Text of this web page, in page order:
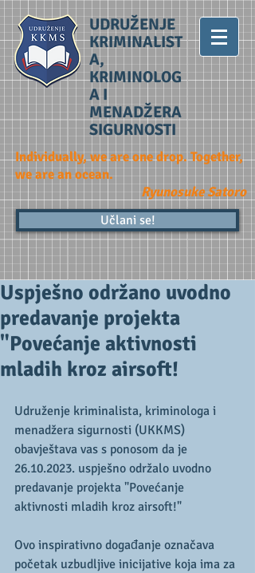
UDRUŽENJE
KRIMINALIST
A,
KRIMINOLOG
A I
MENADŽERA
SIGURNOSTI
Individually, we are one drop. Together,
we are an ocean.
Ryunosuke Satoro
Učlani se!
Uspješno održano uvodno
predavanje projekta
"Povećanje aktivnosti
mladih kroz airsoft!
Udruženje kriminalista, kriminologa i
menadžera sigurnosti (UKKMS)
obavještava vas s ponosom da je
26.10.2023. uspješno održalo uvodno
predavanje projekta "Povećanje
aktivnosti mladih kroz airsoft!"
Ovo inspirativno događanje označava
početak uzbudljive inicijative koja ima za